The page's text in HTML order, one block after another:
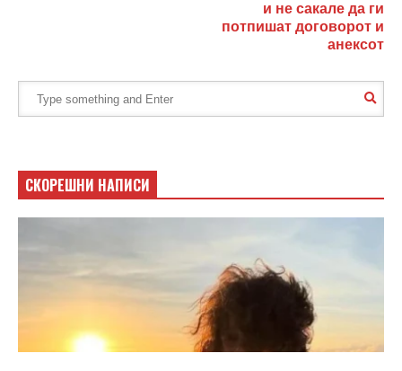
и не сакале да ги
потпишат договорот и
анексот
СКОРЕШНИ НАПИСИ